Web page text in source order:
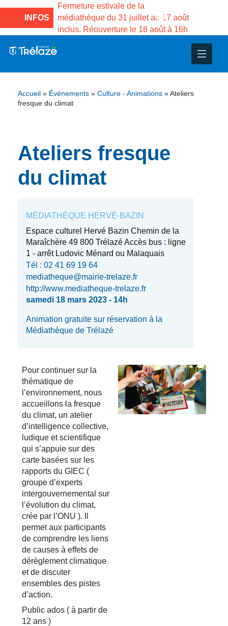
INFOS
la Maison des
de Gama du
Fermeture estivale de la
médiathèque du 31 juillet au 17 août
inclus. Réouverture le 18 août à 16h
Projets
– Jumelage
Accueil » Événements » Culture - Animations » Ateliers
fresque du climat
Ateliers fresque
du climat
MÉDIATHÈQUE HERVÉ-BAZIN
Espace culturel Hervé Bazin Chemin de la
Maraîchère 49 800 Trélazé Accès bus : ligne
1 - arrêt Ludovic Ménard ou Malaquais
Tél : 02 41 69 19 64
mediatheque@mairie-trelaze.fr
http://www.mediatheque-trelaze.fr
samedi 18 mars 2023 - 14h
Animation gratuite sur réservation à la
Médiathèque de Trélazé
Pour continuer sur la
thématique de
l’environnement, nous
accueillons la fresque
du climat, un atelier
d’intelligence collective,
ludique et scientifique
qui s’appuie sur des
carte basées sur les
rapports du GIEC (
groupe d’experts
intergouvernemental sur
l’évolution du climat,
crée par l’ONU ). Il
permet aux participants
de comprendre les liens
de causes à effets de
dérèglement climatique
et de discuter
ensembles des pistes
d’action.
Public ados ( à partir de
12 ans )